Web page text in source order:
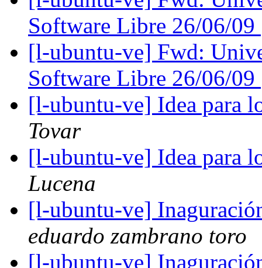
Software Libre 26/06/09
[l-ubuntu-ve] Fwd:
Software Libre 26/06/09
[l-ubuntu-ve] Idea para
Tovar
[l-ubuntu-ve] Idea para
Lucena
[l-ubuntu-ve]
eduardo zambrano toro
[l-ubuntu-ve]